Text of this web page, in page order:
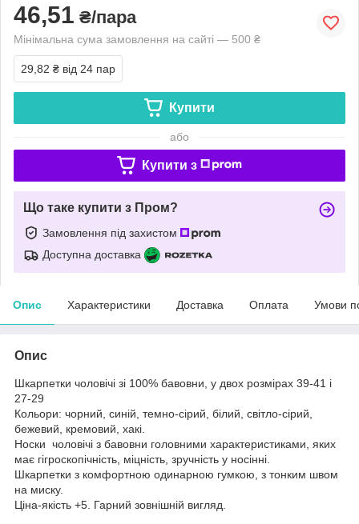
46,51 ₴/пара
Мінімальна сума замовлення на сайті — 500 ₴
29,82 ₴ від 24 пар
Купити
або
Купити з
Що таке купити з Пром?
Замовлення під захистом
Доступна доставка
Опис Характеристики Доставка Оплата Умови
Опис
Шкарпетки чоловічі зі 100% бавовни, у двох розмірах 39-41 і
27-29
Кольори: чорний, синій, темно-сірий, білий, світло-сірий,
бежевий, кремовий, хакі.
Носки чоловічі з бавовни головними характеристиками, яких
має гігроскопічність, міцність, зручність у носінні.
Шкарпетки з комфортною одинарною гумкою, з тонким швом
на миску.
Ціна-якість +5. Гарний зовнішній вигляд.